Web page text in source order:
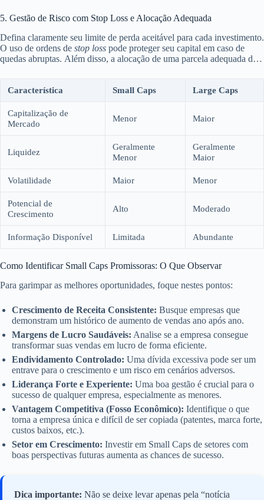
às notícias e aos relatórios trimestrais.
5. Gestão de Risco com Stop Loss e Alocação Adequada
Defina claramente seu limite de perda aceitável para cada investimento.
O uso de ordens de stop loss pode proteger seu capital em caso de
quedas abruptas. Além disso, a alocação de uma parcela adequada de
não pode se dar ao luxo de perder.
Característica Small Caps Large Caps
Capitalização de
Mercado
Menor Maior
Liquidez
Geralmente
Menor
Geralmente
Maior
Volatilidade Maior Menor
Potencial de
Crescimento
Alto Moderado
Informação Disponível Limitada Abundante
Como Identificar Small Caps Promissoras: O Que Observar
Para garimpar as melhores oportunidades, foque nestes pontos:
Crescimento de Receita Consistente: Busque empresas que
demonstram um histórico de aumento de vendas ano após ano.
Margens de Lucro Saudáveis: Analise se a empresa consegue
transformar suas vendas em lucro de forma eficiente.
Endividamento Controlado: Uma dívida excessiva pode ser um
entrave para o crescimento e um risco em cenários adversos.
Liderança Forte e Experiente: Uma boa gestão é crucial para o
sucesso de qualquer empresa, especialmente as menores.
Vantagem Competitiva (Fosso Econômico): Identifique o que
torna a empresa única e difícil de ser copiada (patentes, marca forte,
custos baixos, etc.).
Setor em Crescimento: Investir em Small Caps de setores com
boas perspectivas futuras aumenta as chances de sucesso.
Dica importante: Não se deixe levar apenas pela “notícia